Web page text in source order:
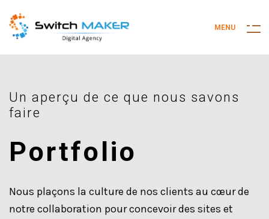
M EN U
Un aperçu de ce que nous savons
faire
Portfolio
Nous plaçons la culture de nos clients au cœur de
notre collaboration pour concevoir des sites et